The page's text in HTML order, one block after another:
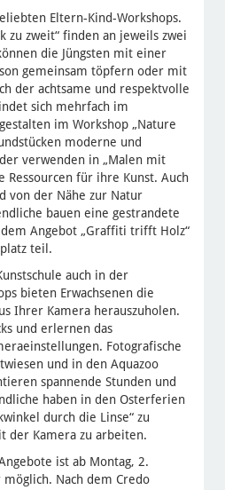
Eltern-Kind-Workshops.
zu zweit“ finden an jeweils zwei
die Jüngsten mit einer
gemeinsam töpfern oder mit
der achtsame und respektvolle
sich mehrfach im
im Workshop „Nature
moderne und
verwenden in „Malen mit
Ressourcen für ihre Kunst. Auch
von der Nähe zur Natur
bauen eine gestrandete
Angebot „Graffiti trifft Holz“
teil.
auch in der
bieten Erwachsenen die
Ihrer Kamera herauszuholen.
und erlernen das
Fotografische
und in den Aquazoo
spannende Stunden und
haben in den Osterferien
durch die Linse“ zu
der Kamera zu arbeiten.
ist ab Montag, 2.
Nach dem Credo